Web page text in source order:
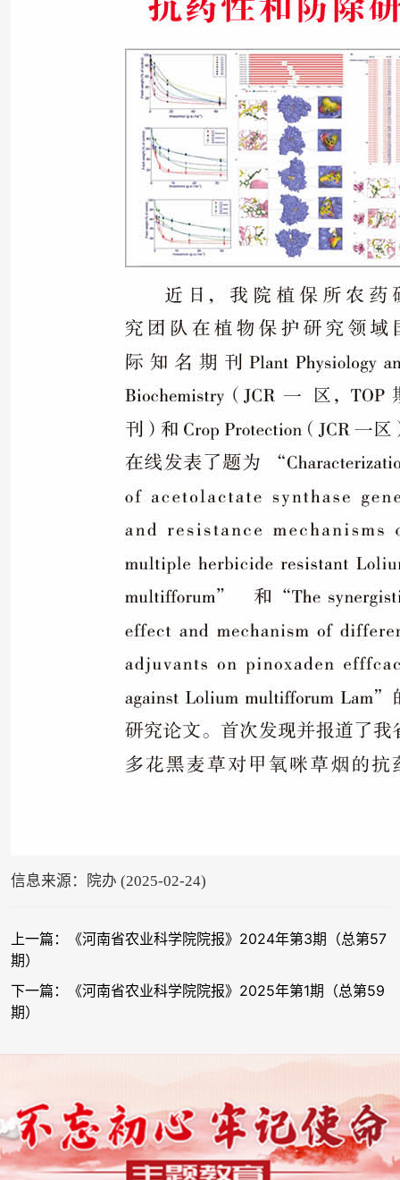
信息来源：院办 (2025-02-24)
上一篇：《河南省农业科学院院报》2024年第3期（总第57
期）
下一篇：《河南省农业科学院院报》2025年第1期（总第59
期）